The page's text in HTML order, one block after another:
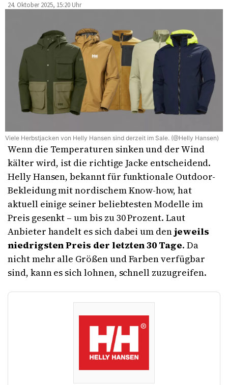
24. Oktober 2025, 15:20 Uhr
Viele Herbstjacken von Helly Hansen sind derzeit im Sale. (@Helly Hansen)
Wenn die Temperaturen sinken und der Wind
kälter wird, ist die richtige Jacke entscheidend.
Helly Hansen, bekannt für funktionale Outdoor-
Bekleidung mit nordischem Know-how, hat
aktuell einige seiner beliebtesten Modelle im
Preis gesenkt – um bis zu 30 Prozent. Laut
Anbieter handelt es sich dabei um denjeweils
niedrigsten Preis der letzten 30 Tage. Da
nicht mehr alle Größen und Farben verfügbar
sind, kann es sich lohnen, schnell zuzugreifen.